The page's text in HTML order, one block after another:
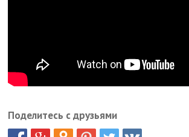
Поделитесь с друзьями